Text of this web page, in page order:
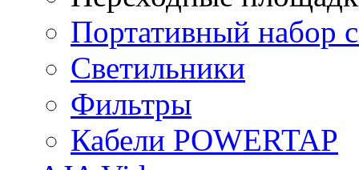
Портативный набор
Светильники
Фильтры
Кабели POWERTAP